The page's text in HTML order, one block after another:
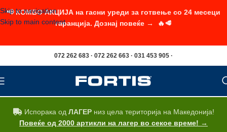
Skip to navigation
Skip to main content
072 262 683 · 072 262 663 · 031 453 905 ·
Испорака од ЛАГЕРниз цела територија на Македонија!
Повеќе од 2000 артикли на лагер во секое време! →
📢 КОМБО АКЦИЈА на гасни уреди за готвење со 24 месеци
гаранција. Дознај повеќе → 🔥🥩